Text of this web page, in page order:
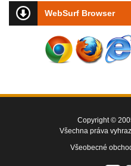
WebSurf Browser
Copyright ©
Všechna práva
Všeobecné